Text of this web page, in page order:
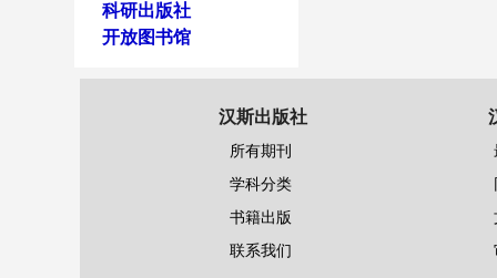
科研出版社
开放图书馆
汉斯出版社
所有期刊
学科分类
书籍出版
联系我们